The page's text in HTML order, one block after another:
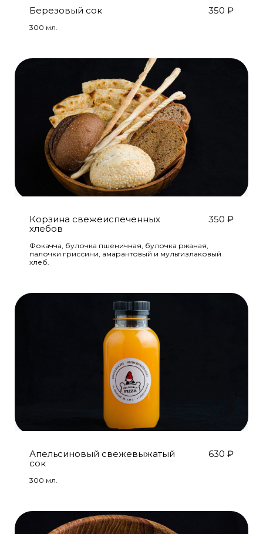
Березовый сок 350 ₽
300 мл.
Корзина свежеиспеченных
хлебов
350 ₽
Фокачча, булочка пшеничная, булочка ржаная,
палочки гриссини, амарантовый и мультизлаковый
хлеб.
Апельсиновый свежевыжатый
сок
630 ₽
300 мл.